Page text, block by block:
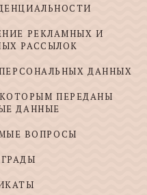
РЕКЛАМНЫХ И
РАССЫЛОК
ДАННЫХ
ПЕРЕДАНЫ
ДАННЫЕ
ВОПРОСЫ